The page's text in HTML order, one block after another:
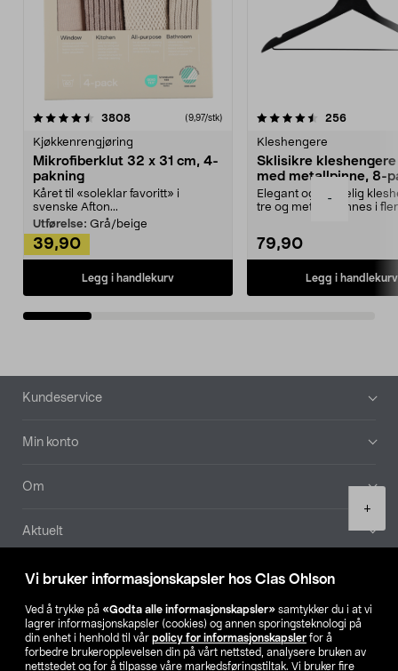
Vi bruker informasjonskapsler hos Clas Ohlson
Ved å trykke på «Godta alle informasjonskapsler» samtykker du i at vi
lagrer informasjonskapsler (cookies) og annen sporingsteknologi på
din enhet i henhold til vår policy for informasjonskapsler for å
forbedre brukeropplevelsen din på vårt nettsted, analysere bruken av
nettstedet og for å tilpasse våre markedsføringstiltak. Vi bruker fire
-
+
3808anmeldelser(9,97/stk)
Kjøkkenrengjøring
Mikrofiberklut 32 x 31 cm, 4-
pakning
Kåret til «soleklar favoritt» i
svenske Afton...
Utførelse: Grå/beige
39,90
Legg i handlekurv
4.5av 5 stjerner 256
Kleshengere
Sklisikre
med metallpinne, 8-
Elegant og skikkelig
tre og metall – finnes i
79,90
Legg i handlekurv
4.5av 5 stjerner
Bunntekst
Kundeservice
Min konto
Om
Aktuelt
Våre selskaper
Finn din butikk
SE NO FI